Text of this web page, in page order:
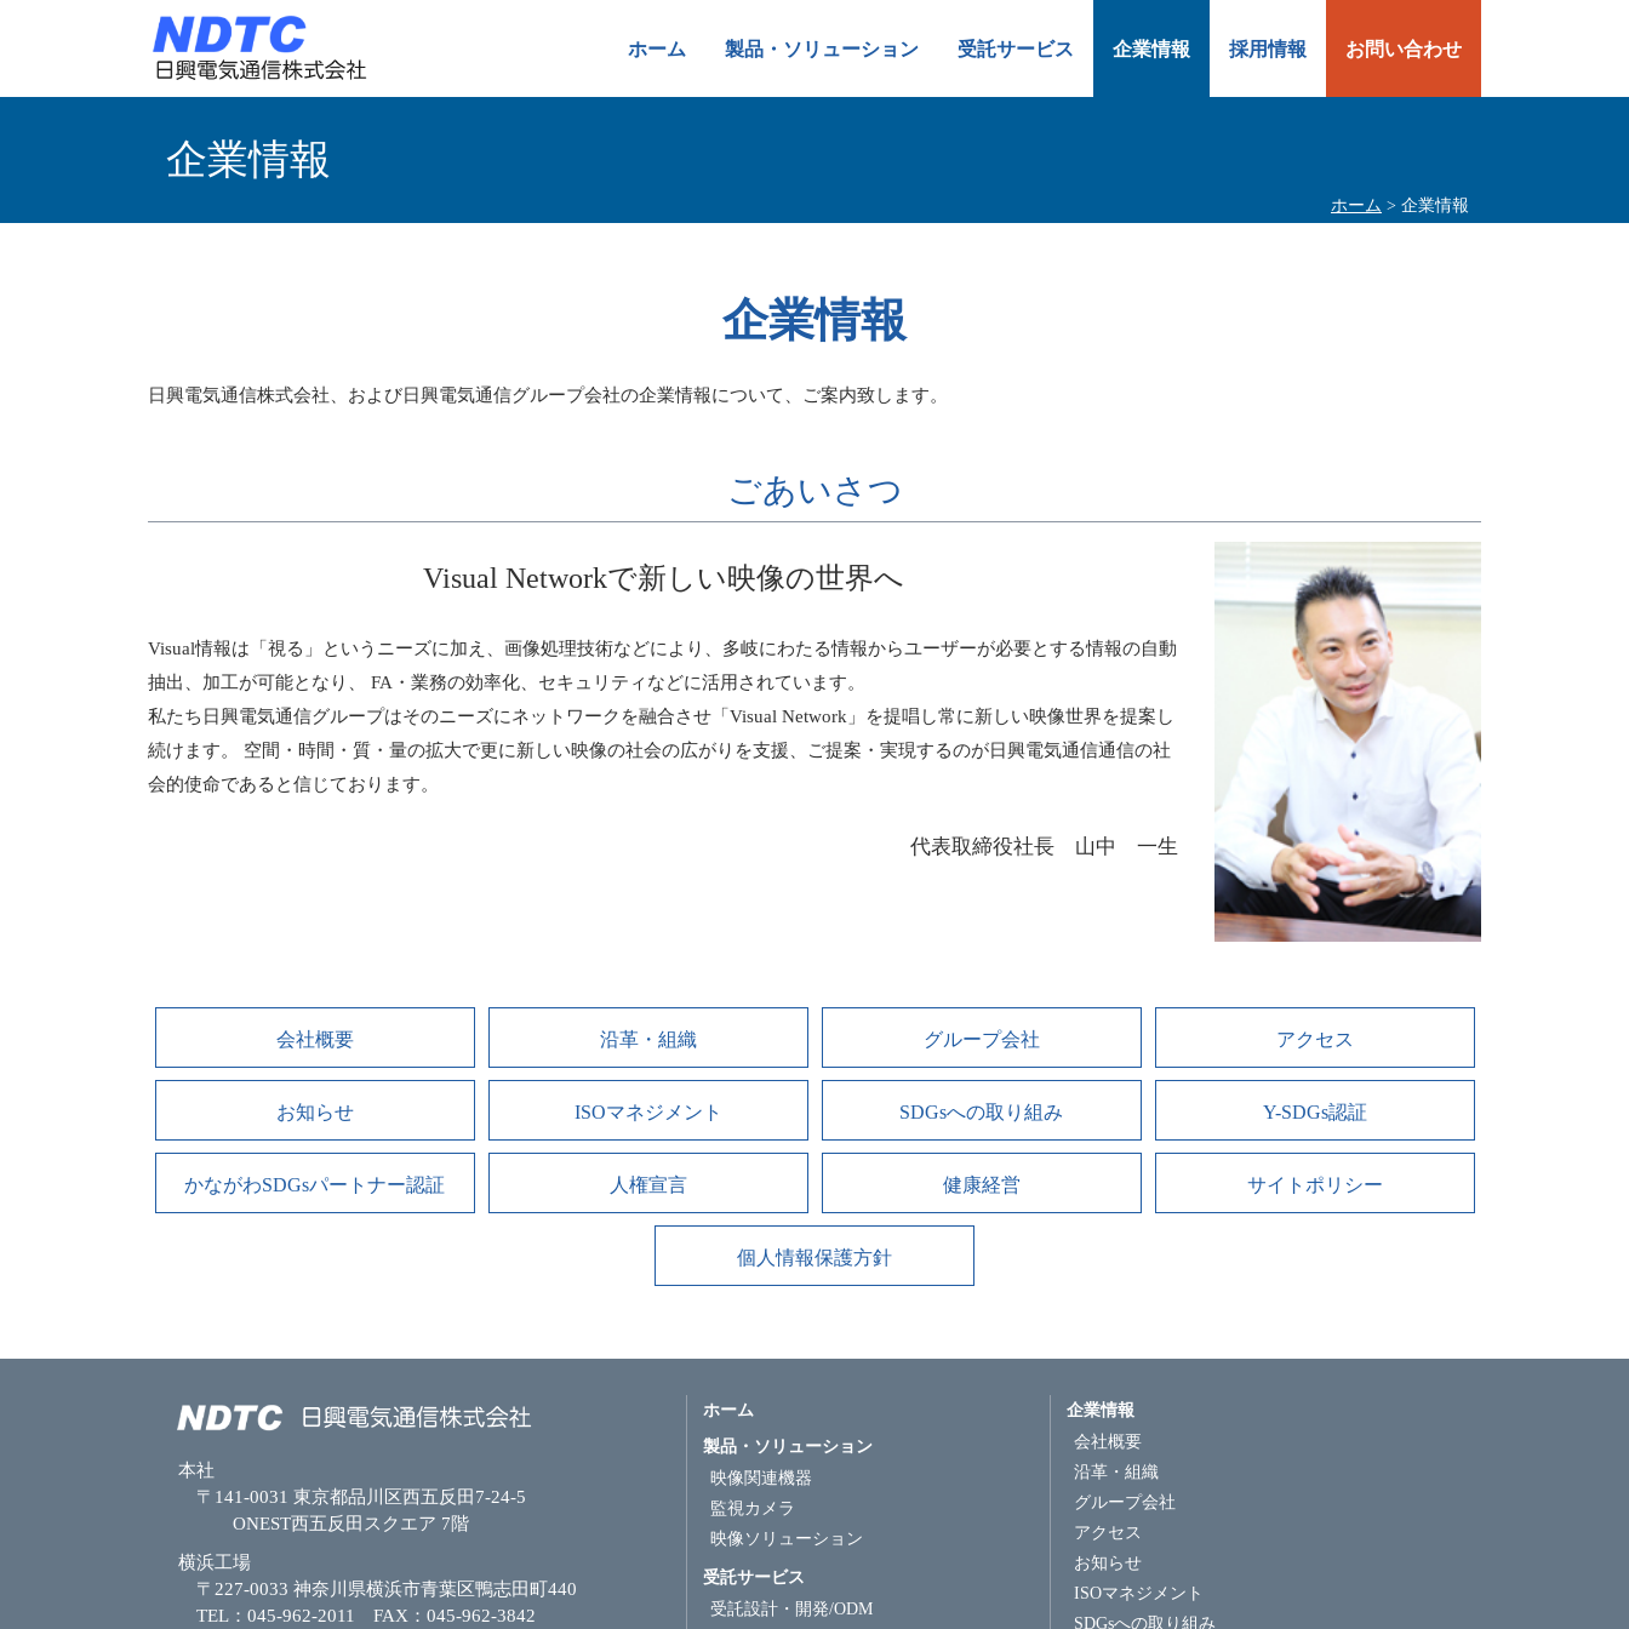
ホーム 製品・ソリューション 受託サービス 企業情報 採用情報 お問い合わせ
企業情報
ホーム > 企業情報
企業情報
日興電気通信株式会社、および日興電気通信グループ会社の企業情報について、ご案内致します。
ごあいさつ
Visual Networkで新しい映像の世界へ
Visual情報は「視る」というニーズに加え、画像処理技術などにより、多岐にわたる情報からユーザーが必要とする情報の自動
抽出、加工が可能となり、 FA・業務の効率化、セキュリティなどに活用されています。
私たち日興電気通信グループはそのニーズにネットワークを融合させ「Visual Network」を提唱し常に新しい映像世界を提案し
続けます。 空間・時間・質・量の拡大で更に新しい映像の社会の広がりを支援、ご提案・実現するのが日興電気通信通信の社
会的使命であると信じております。
代表取締役社長 山中 一生
会社概要 沿革・組織 グループ会社 アクセス
お知らせ ISOマネジメント SDGsへの取り組み Y-SDGs認証
かながわSDGsパートナー認証 人権宣言 健康経営 サイトポリシー
個人情報保護方針
本社
〒141-0031 東京都品川区西五反田7-24-5
ONEST西五反田スクエア 7階
横浜工場
〒227-0033 神奈川県横浜市青葉区鴨志田町440
TEL：045-962-2011 FAX：045-962-3842
ホーム
製品・ソリューション
映像関連機器
監視カメラ
映像ソリューション
受託サービス
受託設計・開発/ODM
企業情報
会社概要
沿革・組織
グループ会社
アクセス
お知らせ
ISOマネジメント
SDGsへの取り組み